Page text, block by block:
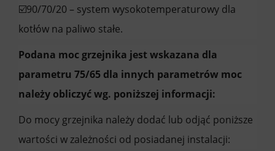
☑️90/70/20 – system wysokotemperaturowy dla
kotłów na paliwo stałe.
Podana moc grzejnika jest wskazana dla
parametru 75/65 dla innych parametrów moc
należy obliczyć wg. poniższej informacji:
Do mocy grzejnika należy dodać lub odjąć poniższe
wartości w zależności od posiadanej instalacji: